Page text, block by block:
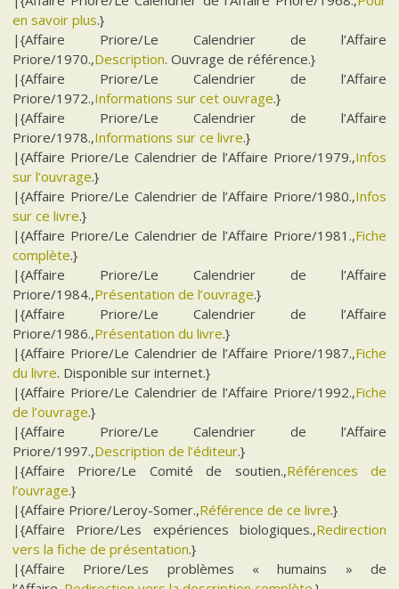
en savoir plus.}
|{Affaire Priore/Le Calendrier de l’Affaire
Priore/1970.,Description. Ouvrage de référence.}
|{Affaire Priore/Le Calendrier de l’Affaire
Priore/1972.,Informations sur cet ouvrage.}
|{Affaire Priore/Le Calendrier de l’Affaire
Priore/1978.,Informations sur ce livre.}
|{Affaire Priore/Le Calendrier de l’Affaire Priore/1979.,Infos
sur l’ouvrage.}
|{Affaire Priore/Le Calendrier de l’Affaire Priore/1980.,Infos
sur ce livre.}
|{Affaire Priore/Le Calendrier de l’Affaire Priore/1981.,Fiche
complète.}
|{Affaire Priore/Le Calendrier de l’Affaire
Priore/1984.,Présentation de l’ouvrage.}
|{Affaire Priore/Le Calendrier de l’Affaire
Priore/1986.,Présentation du livre.}
|{Affaire Priore/Le Calendrier de l’Affaire Priore/1987.,Fiche
du livre. Disponible sur internet.}
|{Affaire Priore/Le Calendrier de l’Affaire Priore/1992.,Fiche
de l’ouvrage.}
|{Affaire Priore/Le Calendrier de l’Affaire
Priore/1997.,Description de l’éditeur.}
|{Affaire Priore/Le Comité de soutien.,Références de
l’ouvrage.}
|{Affaire Priore/Leroy-Somer.,Référence de ce livre.}
|{Affaire Priore/Les expériences biologiques.,Redirection
vers la fiche de présentation.}
|{Affaire Priore/Les problèmes « humains » de